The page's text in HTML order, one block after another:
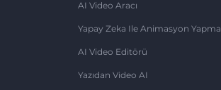
AI Video Aracı
Yapay Zeka Ile Animasyon Yapma
AI Video Editörü
Yazıdan Video AI